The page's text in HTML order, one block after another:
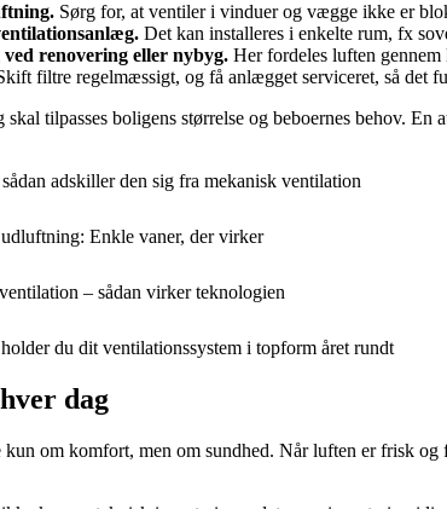
Sørg for, at ventiler i vinduer og vægge ikke er
Det kan installeres i enkelte rum, fx
renovering eller nybyg. Her fordeles luften gennem
filtre regelmæssigt, og få anlægget serviceret, så det
tilpasses boligens størrelse og beboernes behov.
adskiller den sig fra mekanisk ventilation
Enkle vaner, der virker
– sådan virker teknologien
du dit ventilationssystem i topform året rundt
dag
om komfort, men om sundhed. Når luften er frisk